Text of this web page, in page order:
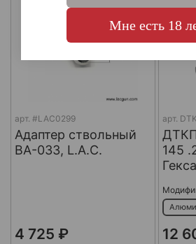
арт. #LAC0299
Адаптер ствольный
BA-033, L.A.C.
4 725 ₽
арт.
145
12
Мне есть 18